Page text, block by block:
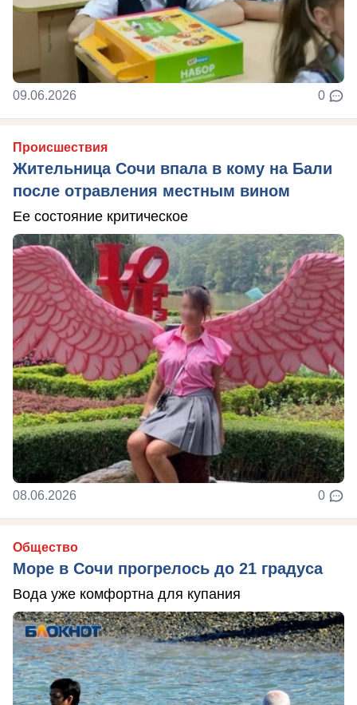
09.06.2026 0
Происшествия
Жительница Сочи впала в кому на Бали
после отравления местным вином
Ее состояние критическое
08.06.2026 0
Общество
Море в Сочи прогрелось до 21 градуса
Вода уже комфортна для купания